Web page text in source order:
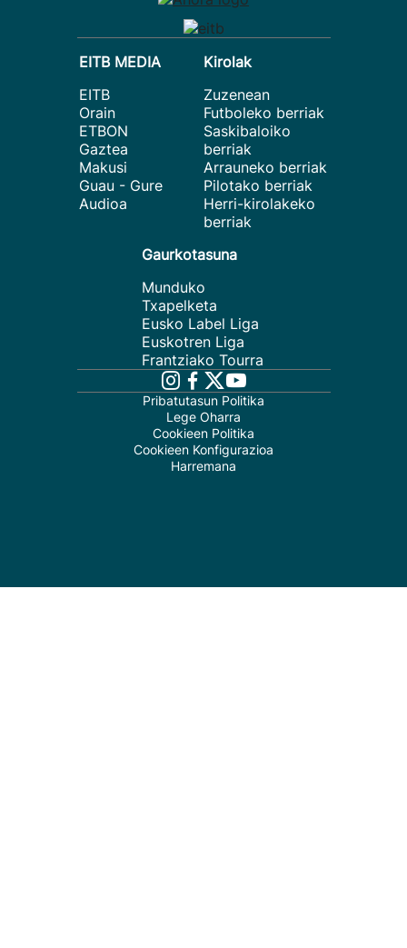
EITB MEDIA
EITB
Orain
ETBON
Gaztea
Makusi
Guau - Gure
Audioa
Kirolak
Zuzenean
Futboleko berriak
Saskibaloiko
berriak
Arrauneko berriak
Pilotako berriak
Herri-kirolakeko
berriak
Gaurkotasuna
Munduko
Txapelketa
Eusko Label Liga
Euskotren Liga
Frantziako Tourra
Pribatutasun Politika
Lege Oharra
Cookieen Politika
Cookieen Konfigurazioa
Harremana